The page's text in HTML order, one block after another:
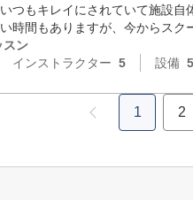
つもキレイにされていて施設自
時間もありますが、今からスク
スン
インストラクター 5 設備 5
1 2